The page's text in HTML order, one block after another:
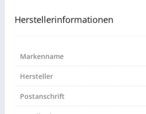
Herstellerinformationen
Markenname
Hersteller
Postanschrift